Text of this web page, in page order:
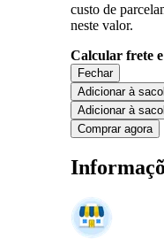
custo de
neste valor.
Calcular frete
Fechar
Adicionar à
Adicionar à
Comprar agora